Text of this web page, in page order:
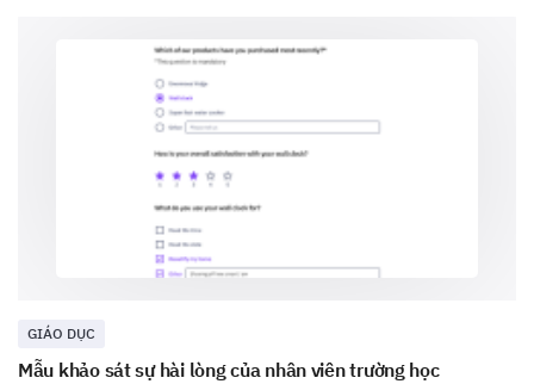
Presentation
Portion Sizes
GIÁO DỤC
Mẫu khảo sát sự hài lòng của nhân viên trường học